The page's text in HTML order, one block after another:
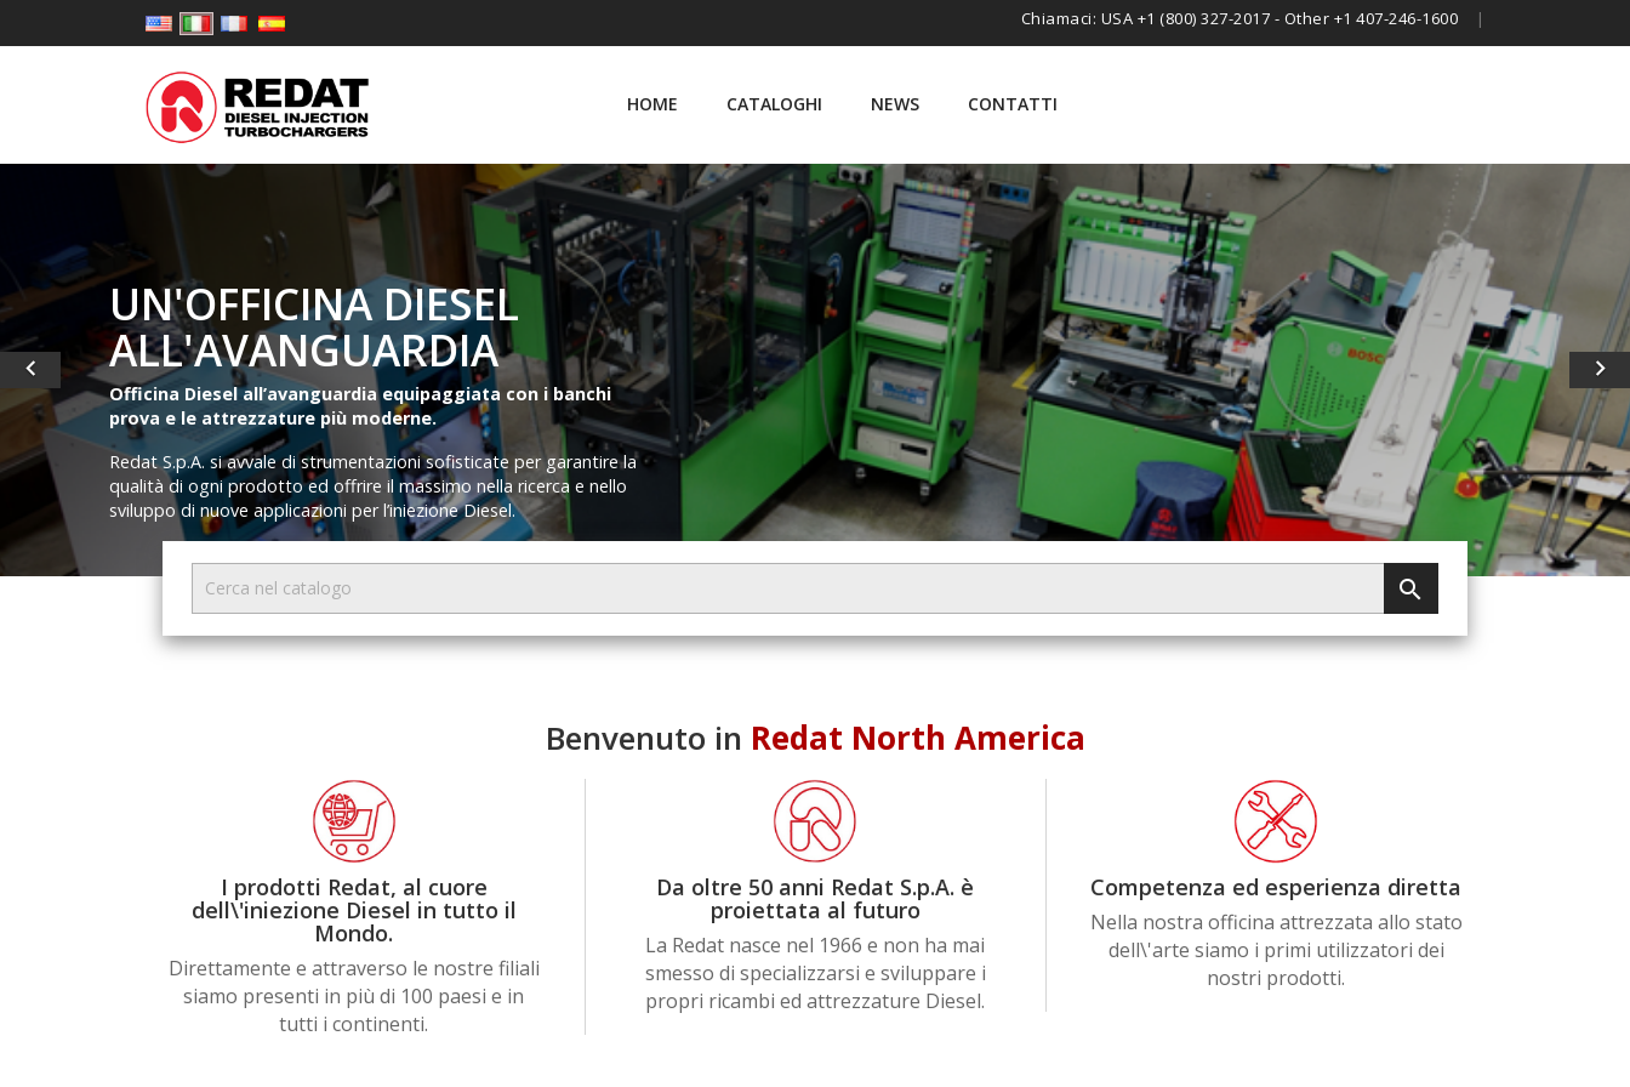
Chiamaci: USA +1 (800) 327-2017 - Other +1 407-246-1600 |
HOME CATALOGHI NEWS CONTATTI
DIESEL
Diesel all’avanguardia equipaggiata con i banchi
e le attrezzature più moderne.
S.p.A. si avvale di strumentazioni sofisticate per garantire la
di ogni prodotto ed offrire il massimo nella ricerca e nello
di nuove applicazioni per l’iniezione Diesel.

Precedente

Successivo

Benvenuto in Redat North America
I prodotti Redat, al cuore
dell\'iniezione Diesel in tutto il
Mondo.
Direttamente e attraverso le nostre filiali
siamo presenti in più di 100 paesi e in
tutti i continenti.
Da oltre 50 anni Redat S.p.A. è
proiettata al futuro
La Redat nasce nel 1966 e non ha mai
smesso di specializzarsi e sviluppare i
propri ricambi ed attrezzature Diesel.
Competenza ed esperienza diretta
Nella nostra officina attrezzata allo stato
dell\'arte siamo i primi utilizzatori dei
nostri prodotti.